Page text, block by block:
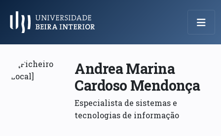
Menu Principal
Andrea Marina
Cardoso Mendonça
Especialista de sistemas e
tecnologias de informação